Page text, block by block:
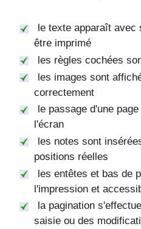
le texte apparaît avec
être imprimé
les règles cochées
les images sont
correctement
le passage d'une
l'écran
les notes sont
positions réelles
les entêtes et bas de
l'impression et
la pagination
saisie ou des